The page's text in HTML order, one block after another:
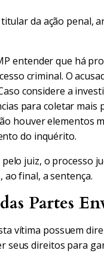
da ação penal,
entender que há
criminal. O
considere a
para coletar mais
houver elementos
do inquérito.
juiz, o processo
ao final, a sentença.
Partes
vítima possuem
seus direitos para